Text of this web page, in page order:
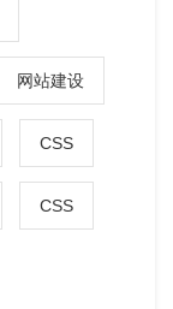
网站建设
CSS
CSS